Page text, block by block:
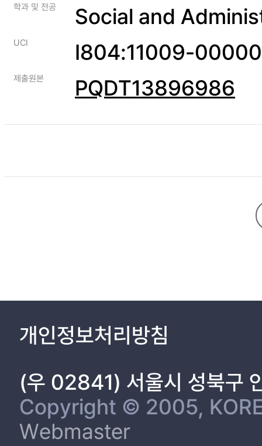
학과 및 전공 Social and
UCI I804:11009-
제출원본 PQDT13896986
개인정보처리방침
(우 02841) 서울시 성북구
Copyright © 2005,
Webmaster